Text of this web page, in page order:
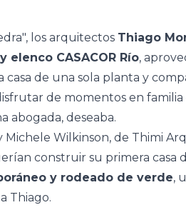
los arquitectos Thiago
CASACOR Río,
casa de una sola planta y
de momentos en familia
abogada, deseaba.
construir su primera casa
y rodeado de verde,
Thiago.